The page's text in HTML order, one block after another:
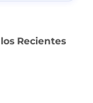
Recientes